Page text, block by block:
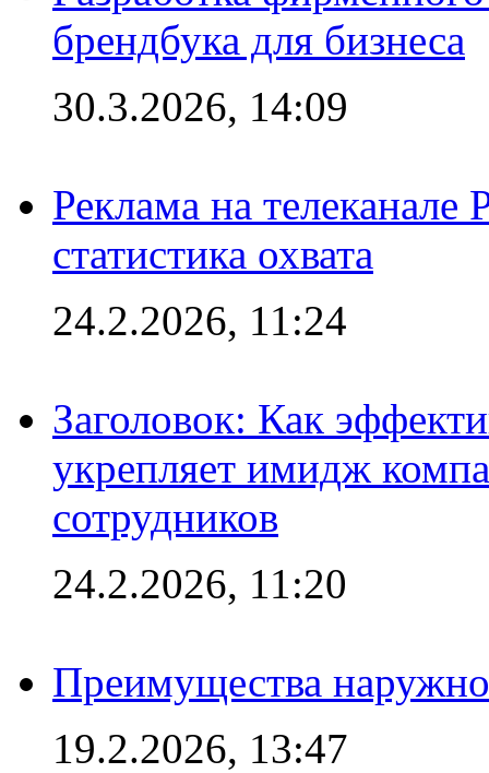
брендбука для бизнеса
30.3.2026, 14:09
Реклама на
статистика охвата
24.2.2026, 11:24
Заголовок: Как
укрепляет имидж
сотрудников
24.2.2026, 11:20
Преимущества
19.2.2026, 13:47